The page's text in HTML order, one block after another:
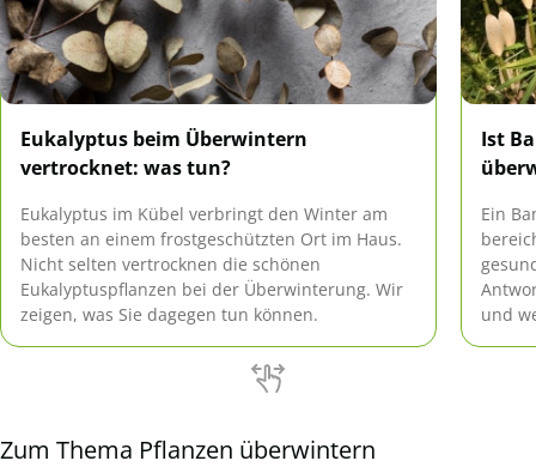
Eukalyptus beim Überwintern
vertrocknet: was tun?
Eukalyptus im Kübel verbringt den Winter am
besten an einem frostgeschützten Ort im Haus.
Nicht selten vertrocknen die schönen
Eukalyptuspflanzen bei der Überwinterung. Wir
zeigen, was Sie dagegen tun können.
Ist
Ein
und
Zum Thema Pflanzen überwintern